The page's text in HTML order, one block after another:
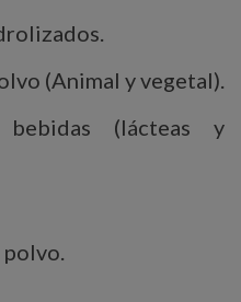
(Animal y vegetal).
bebidas (lácteas y